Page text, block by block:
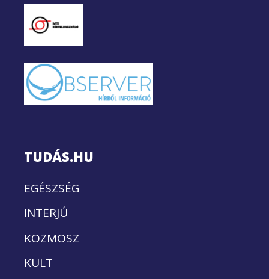
TUDÁS.HU
EGÉSZSÉG
INTERJÚ
KOZMOSZ
KULT